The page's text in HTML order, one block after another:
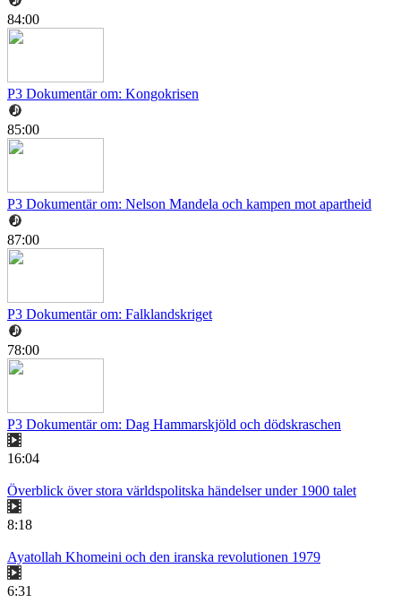
84:00
P3 Dokumentär om: Kongokrisen
85:00
P3 Dokumentär om: Nelson Mandela och kampen mot apartheid
87:00
P3 Dokumentär om: Falklandskriget
78:00
P3 Dokumentär om: Dag Hammarskjöld och dödskraschen
16:04
Överblick över stora världspolitska händelser under 1900 talet
8:18
Ayatollah Khomeini och den iranska revolutionen 1979
6:31